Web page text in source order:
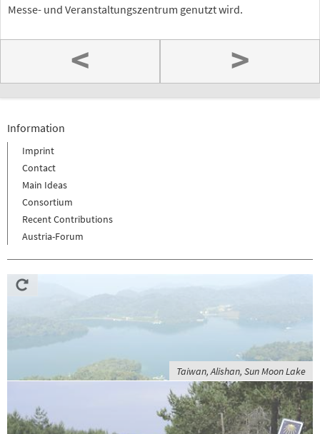
Messe- und Veranstaltungszentrum genutzt wird.
< >
Information
Imprint
Contact
Main Ideas
Consortium
Recent Contributions
Austria-Forum
Taiwan, Alishan, Sun Moon Lake